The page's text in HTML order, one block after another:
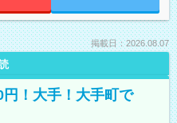
掲載日：2026.08.07
円！大手！大手町で